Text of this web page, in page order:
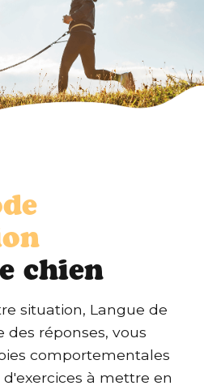
chien
situation, Langue de
des réponses, vous
comportementales
à mettre en